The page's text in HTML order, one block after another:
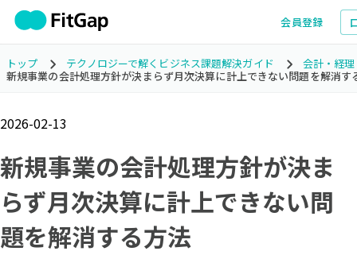
会員登録
トップ テクノロジーで解くビジネス課題解決ガイド
会計・経
新規事業の会計処理方針が決まらず月次決算に計上できない問題を解消す
2026-02-13
新規事業の会計処理方針が決ま
らず月次決算に計上できない問
題を解消する方法